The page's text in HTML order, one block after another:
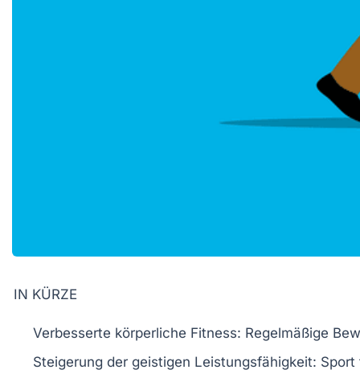
IN KÜRZE
Verbesserte körperliche Fitness: Regelmäßige
Steigerung der geistigen Leistungsfähigkeit: